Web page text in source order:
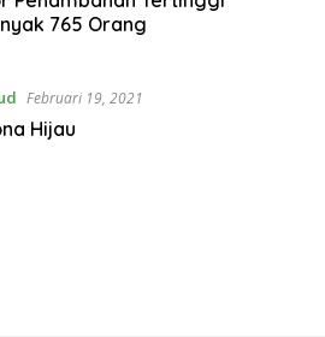
765 Orang
Februari 19, 2021
Hijau